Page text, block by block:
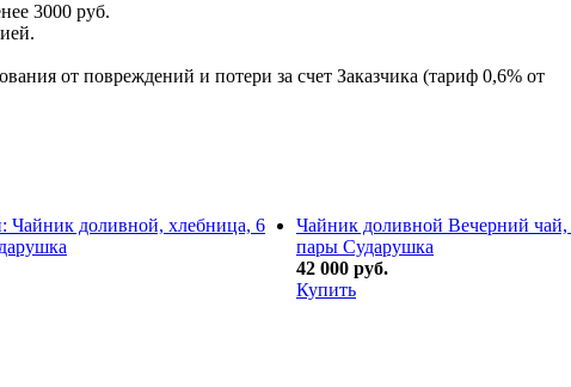
3000 руб.
от повреждений и потери за счет Заказчика (тариф 0,6% от
Чайник доливной, хлебница, 6
Чайник доливной Вечерний
пары Сударушка
42 000 руб.
Купить